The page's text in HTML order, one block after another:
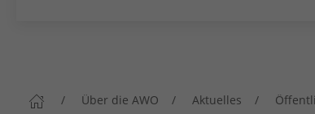
Über die AWO Aktuelles